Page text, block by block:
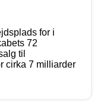
for i
72
til
cirka 7 milliarder